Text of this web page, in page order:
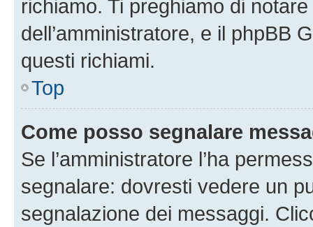
richiamo. Ti preghiamo di
dell’amministratore, e il phpBB
questi richiami.
Top
Come posso segnalare
Se l’amministratore l’ha
segnalare: dovresti vedere un
segnalazione dei messaggi.